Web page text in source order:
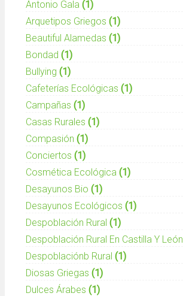
Antonio Gala (1)
Arquetipos Griegos (1)
Beautiful Alamedas (1)
Bondad (1)
Bullying (1)
Cafeterías Ecológicas (1)
Campañas (1)
Casas Rurales (1)
Compasión (1)
Conciertos (1)
Cosmética Ecológica (1)
Desayunos Bio (1)
Desayunos Ecológicos (1)
Despoblación Rural (1)
Despoblación Rural En Castilla Y León
Despoblaciónb Rural (1)
Diosas Griegas (1)
Dulces Árabes (1)